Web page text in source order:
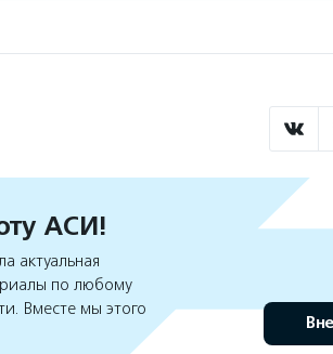
АСИ!
актуальная
по любому
Вместе мы этого